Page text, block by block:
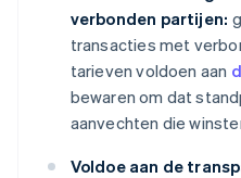
verbonden partijen:
transacties met
tarieven voldoen aan
bewaren om dat
aanvechten die
Voldoe aan de